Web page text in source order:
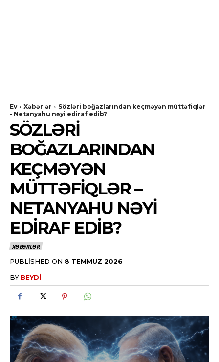
Ev Xəbərlər
Sözləri boğazlarından keçməyən müttəfiqlər
- Netanyahu nəyi ediraf edib?
SÖZLƏRI
BOĞAZLARINDAN
KEÇMƏYƏN
MÜTTƏFIQLƏR –
NETANYAHU NƏYI
EDIRAF EDIB?
XƏBƏRLƏR
PUBLISHED ON 8 TEMMUZ 2026
BY BEYDI